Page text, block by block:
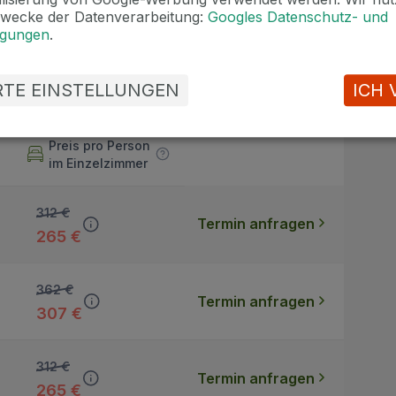
Preis pro Person
im Einzelzimmer
312 €
265 €
Termin anfragen
362 €
307 €
Termin anfragen
312 €
265 €
Termin anfragen
der Datenverarbeitung: Googles Datenschutz- und
.
EINSTELLUNGEN ICH